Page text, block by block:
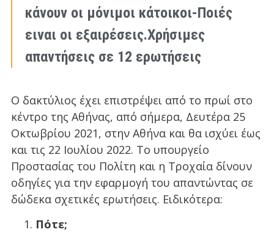
κάνουν οι μόνιμοι κάτοικοι-Ποιές
ειναι οι εξαιρέσεις.Χρήσιμες
απαντήσεις σε 12 ερωτήσεις
Ο δακτύλιος έχει επιστρέψει από το πρωί στο
κέντρο της Αθήνας, από σήμερα, Δευτέρα 25
Οκτωβρίου 2021, στην Αθήνα και θα ισχύει έως
και τις 22 Ιουλίου 2022. Το υπουργείο
Προστασίας του Πολίτη και η Τροχαία δίνουν
οδηγίες για την εφαρμογή του απαντώντας σε
δώδεκα σχετικές ερωτήσεις. Ειδικότερα:
Πότε;